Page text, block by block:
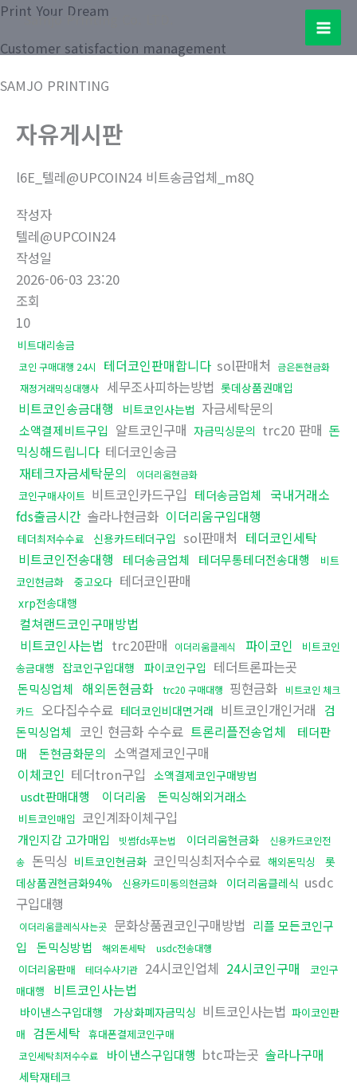
콘
츠
건
Samjo Printing Co. LTD.
Main
Print Your Dream
Customer satisfaction management
SAMJO PRINTING
자유게시판
l6E_텔레@UPCOIN24 비트송금업체_m8Q
작성자
텔레@UPCOIN24
작성일
2026-06-03 23:20
조회
10
비트대리송금
코인 구매대행 24시 테더코인판매합니다 sol판매처
금은돈현금화
재정거래믹싱대행사
세무조사피하는방법 롯데상품권매입
비트코인송금대행 비트코인사는법 자금세탁문의
소액결제비트구입 알트코인구매 자금믹싱문의 trc20 판매 돈
믹싱해드립니다 테더코인송금
재테크자금세탁문의
이더리움현금화
코인구매사이트 비트코인카드구입 테더송금업체
국내거래소
fds출금시간 솔라나현금화 이더리움구입대행
테더최저수수료 신용카드테더구입 sol판매처 테더코인세탁
비트코인전송대행
테더송금업체 테더무통테더전송대행
비트
코인현금화
중고오다 테더코인판매
xrp전송대행
컬쳐랜드코인구매방법
비트코인사는법 trc20판매 이더리움클레식 파이코인
비트코인
송금대행 잡코인구입대행 파이코인구입 테더트론파는곳
돈믹싱업체 해외돈현금화 trc20 구매대행 핑현금화
비트코인 체크
카드
오다집수수료 테더코인비대면거래 비트코인개인거래
검
돈믹싱업체 코인 현금화 수수료 트론리플전송업체
테더판
매
돈현금화문의
소액결제코인구매
이체코인 테더tron구입 소액결제코인구매방법
usdt판매대행 이더리움 돈믹싱해외거래소
비트코인매입 코인계좌이체구입
개인지갑 고가매입 빗썸fds푸는법 이더리움현금화
신용카드코인전
송 돈믹싱 비트코인현금화 코인믹싱최저수수료 해외돈믹싱
롯
데상품권현금화94%
신용카드미동의현금화 이더리움클레식 usdc
구입대행
이더리움클레식사는곳 문화상품권코인구매방법 리플 모든코인구
입
돈믹싱방법 해외돈세탁 usdc전송대행
이더리움판매 테더수사기관 24시코인업체 24시코인구매
코인구
매대행
비트코인사는법
바이낸스구입대행 가상화폐자금믹싱 비트코인사는법 파이코인판
매 검돈세탁 휴대폰결제코인구매
코인세탁최저수수료 바이낸스구입대행 btc파는곳 솔라나구매
세탁재테크